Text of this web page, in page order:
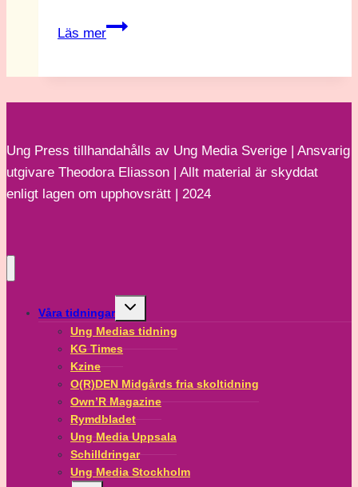
Läs mer
Norrbotten
Ung Press tillhandahålls av Ung Media Sverige | Ansvarig
utgivare Theodora Eliasson | Allt material är skyddat
enligt lagen om upphovsrätt | 2024
Våra tidningar
Toggle
menu
Ung Medias tidning
KG Times
Kzine
O(R)DEN Midgårds fria skoltidning
Own’R Magazine
Rymdbladet
Ung Media Uppsala
Schilldringar
Ung Media Stockholm